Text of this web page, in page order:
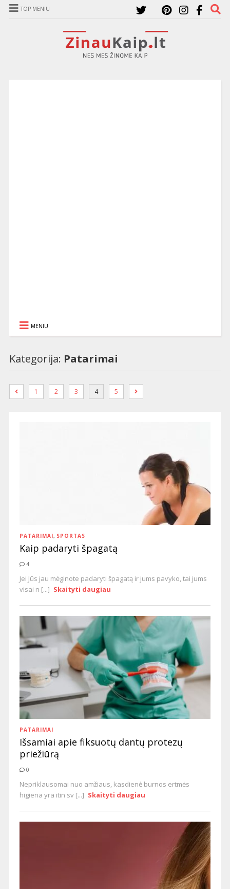
TOP MENIU
MENIU
Kategorija: Patarimai
1 2 3 4 5
PATARIMAI, SPORTAS
Kaip padaryti špagatą
4
Jei Jūs jau mėginote padaryti špagatą ir jums pavyko, tai jums
visai n [...] Skaityti daugiau
PATARIMAI
Išsamiai apie fiksuotų dantų protezų
priežiūrą
0
Nepriklausomai nuo amžiaus, kasdienė burnos ertmės
higiena yra itin sv [...] Skaityti daugiau